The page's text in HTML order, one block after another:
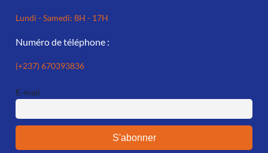
Lundi - Samedi: 8H - 17H
Numéro de téléphone :
(+237) 670393836
E-mail